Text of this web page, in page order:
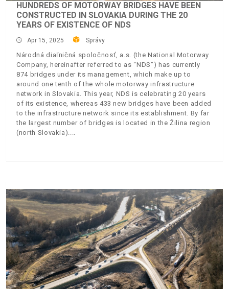
HUNDREDS OF MOTORWAY BRIDGES HAVE BEEN
CONSTRUCTED IN SLOVAKIA DURING THE 20
YEARS OF EXISTENCE OF NDS
Apr 15, 2025 Správy
Národná diaľničná spoločnosť, a.s. (the National Motorway
Company, hereinafter referred to as “NDS”) has currently
874 bridges under its management, which make up to
around one tenth of the whole motorway infrastructure
network in Slovakia. This year, NDS is celebrating 20 years
of its existence, whereas 433 new bridges have been added
to the infrastructure network since its establishment. By far
the largest number of bridges is located in the Žilina region
(north Slovakia).